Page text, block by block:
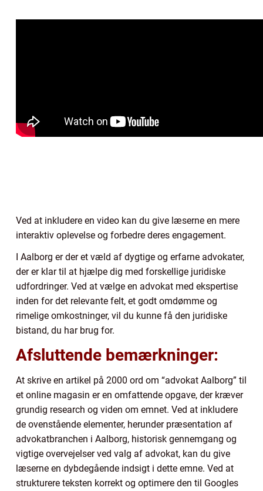
Ved at inkludere en video kan du give læserne en mere
interaktiv oplevelse og forbedre deres engagement.
I Aalborg er der et væld af dygtige og erfarne advokater,
der er klar til at hjælpe dig med forskellige juridiske
udfordringer. Ved at vælge en advokat med ekspertise
inden for det relevante felt, et godt omdømme og
rimelige omkostninger, vil du kunne få den juridiske
bistand, du har brug for.
Afsluttende bemærkninger:
At skrive en artikel på 2000 ord om “advokat Aalborg” til
et online magasin er en omfattende opgave, der kræver
grundig research og viden om emnet. Ved at inkludere
de ovenstående elementer, herunder præsentation af
advokatbranchen i Aalborg, historisk gennemgang og
vigtige overvejelser ved valg af advokat, kan du give
læserne en dybdegående indsigt i dette emne. Ved at
strukturere teksten korrekt og optimere den til Googles